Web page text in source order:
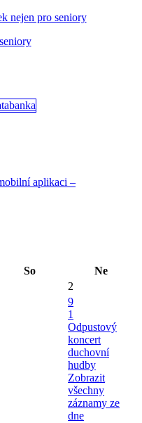
nejen pro seniory
aplikaci –
So
Ne
2
9
1
Odpustový
koncert
duchovní
hudby
Zobrazit
všechny
záznamy ze
dne